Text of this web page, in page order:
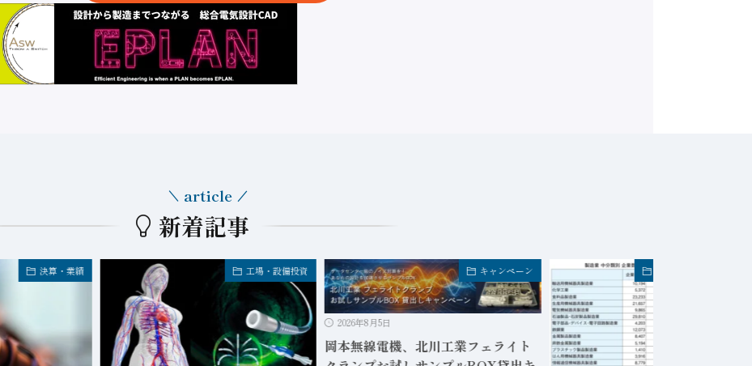
新着記事
article
決算・業績 工場・設備投資 キャンペーン
2026年8月5日
岡本無線電機、北川工業フェライト